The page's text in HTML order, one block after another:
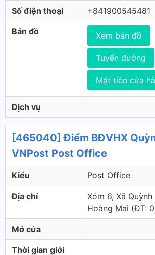
Số điện thoại +841900545481
Bản đồ Xem bản đồ
Tuyến đường
Mặt tiền cửa
Dịch vụ
[465040] Điểm BĐVHX
VNPost Post Office
Kiểu Post Office
Địa chỉ
Xóm 6, Xã
Hoàng Mai (ÐT:
Mở cửa
Thời gian giới